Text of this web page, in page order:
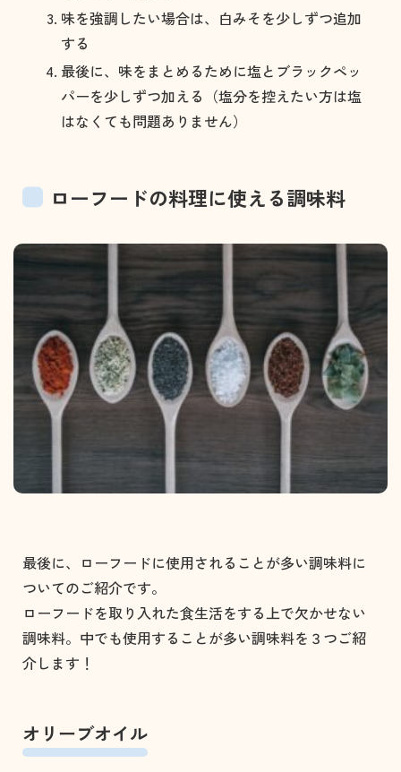
味を強調したい場合は、白みそを少しずつ追加
する
最後に、味をまとめるために塩とブラックペッ
パーを少しずつ加える（塩分を控えたい方は塩
はなくても問題ありません）
ローフードの料理に使える調味料
最後に、ローフードに使用されることが多い調味料に
ついてのご紹介です。
ローフードを取り入れた食生活をする上で欠かせない
調味料。中でも使用することが多い調味料を３つご紹
介します！
オリーブオイル